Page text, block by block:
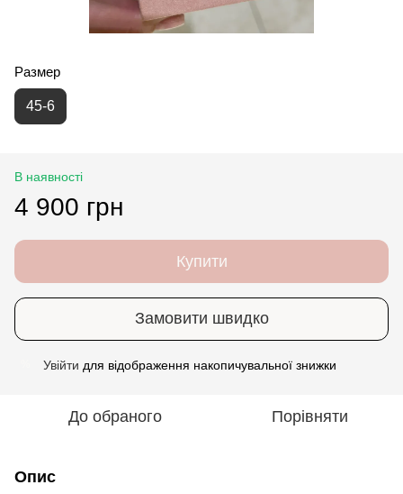
Размер
45-6
В наявності
4 900 грн
Купити
Замовити швидко
Увійти для відображення накопичувальної знижки
До обраного Порівняти
Опис